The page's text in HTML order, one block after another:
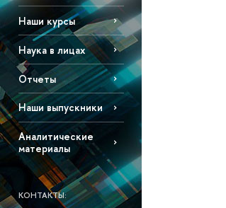
Наши курсы
Наука в лицах
Отчеты
Наши выпускники
Аналитические
материалы
КОНТАКТЫ: